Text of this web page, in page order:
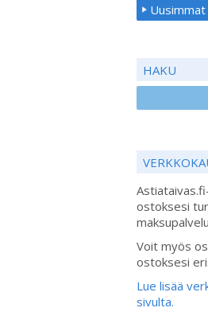
HAKU
ostoksesi
Voit myös
ostoksesi
Lue lisää
sivulta.